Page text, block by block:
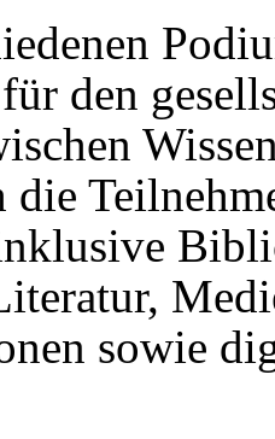
den
die
sowie